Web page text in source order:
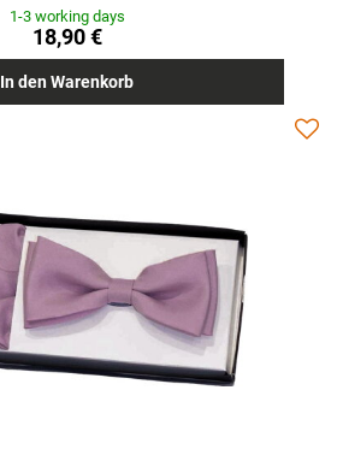
1-3 working days
18,90 €
In den Warenkorb